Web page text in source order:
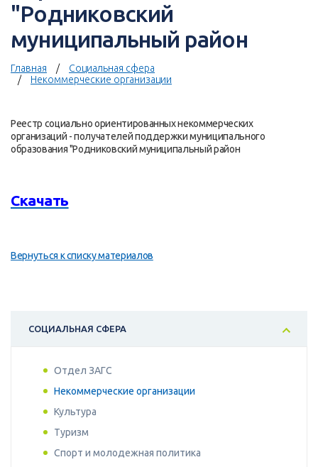
"Родниковский
муниципальный район
Главная
Социальная сфера
Некоммерческие организации
Реестр социально ориентированных некоммерческих
организаций - получателей поддержки муниципального
образования "Родниковский муниципальный район
Скачать
Вернуться к списку материалов
СОЦИАЛЬНАЯ СФЕРА
Отдел ЗАГС
Некоммерческие организации
Культура
Туризм
Спорт и молодежная политика